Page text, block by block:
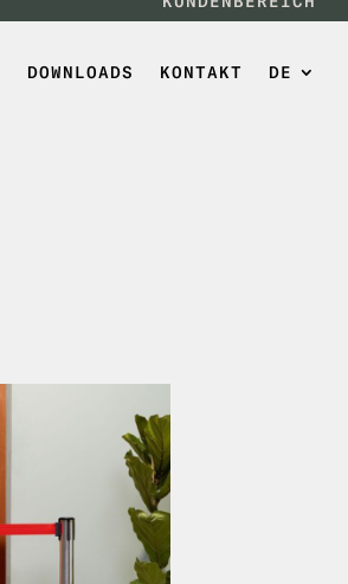
DOWNLOADS KONTAKT DE